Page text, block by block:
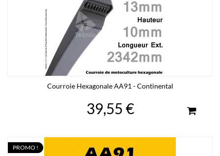
Courroie Hexagonale AA91 - Continental
39,55 €
PROMO !